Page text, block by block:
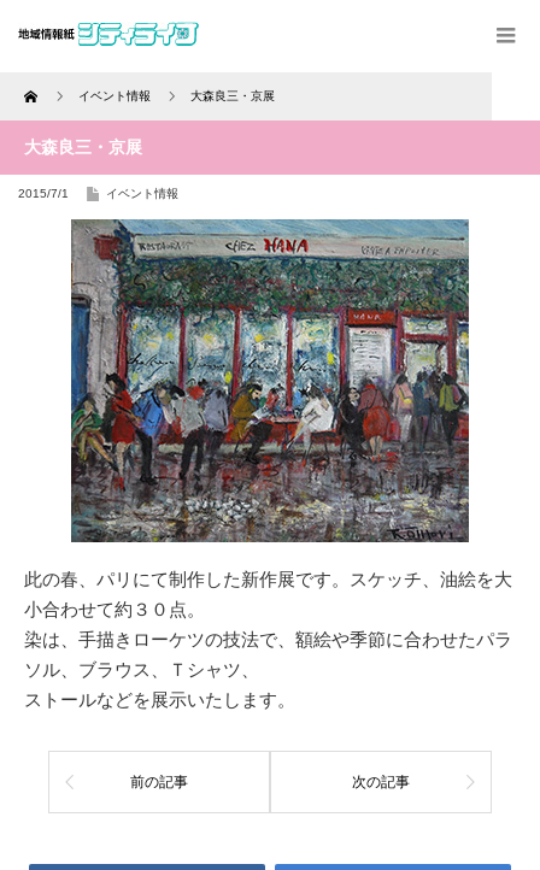
Home イベント情報 大森良三・京展
大森良三・京展
2015/7/1 イベント情報
此の春、パリにて制作した新作展です。スケッチ、油絵を大
小合わせて約３０点。
染は、手描きローケツの技法で、額絵や季節に合わせたパラ
ソル、ブラウス、Ｔシャツ、
ストールなどを展示いたします。
前の記事 次の記事